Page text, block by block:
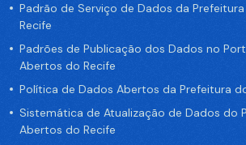
Padrão de Serviço de Dados da
Recife
Padrões de Publicação dos Dados no
Abertos do Recife
Política de Dados Abertos da Prefeitura
Sistemática de Atualização de Dados do
Abertos do Recife